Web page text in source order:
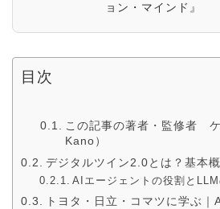
ョン・マインド』
目次
この記事の著者・監修者
Kano）
デジタルツイン2.0とは？基本
AIエージェントの役割とLLM
トヨタ・日立・コマツに学ぶ